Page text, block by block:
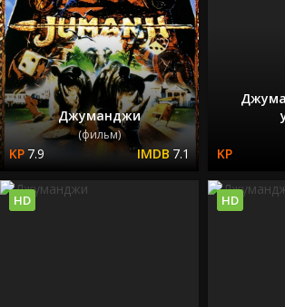
Джуманджи
(фильм)
7.9 7.1
HD HD